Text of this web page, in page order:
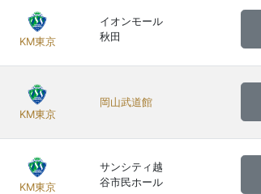
KM東京
イオンモール
秋田
KM東京
岡山武道館
KM東京
サンシティ越
谷市民ホール